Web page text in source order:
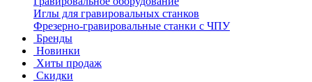
Иглы для гравировальных станков
Фрезерно-гравировальные станки с ЧПУ
Бренды
Новинки
Хиты продаж
Скидки